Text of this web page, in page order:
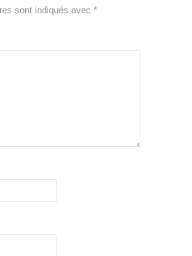
sont indiqués avec *